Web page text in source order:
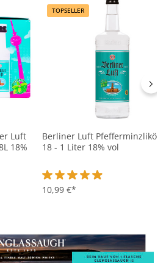
Luft
18%
von 4.8 von 5 Sternen
TOPSELLER
Berliner Luft Pfefferminzlikör
18 - 1 Liter 18% vol
Durchschnittliche
10,99 €*